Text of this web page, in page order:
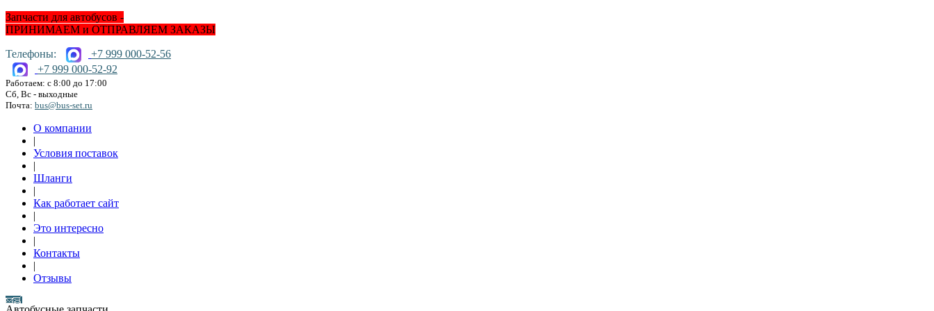
Запчасти для автобусов -
ПРИНИМАЕМ и ОТПРАВЛЯЕМ ЗАКАЗЫ
Телефоны:
+7 999 000-52-56
+7 999 000-52-92
Работаем: с 8:00 до 17:00
Сб, Вс - выходные
Почта: bus@bus-set.ru
О компании
|
Условия поставок
|
Шланги
|
Как работает сайт
|
Это интересно
|
Контакты
|
Отзывы